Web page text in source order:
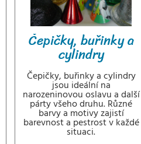
Čepičky, buřinky a
cylindry
Čepičky, buřinky a cylindry
jsou ideální na
narozeninovou oslavu a další
párty všeho druhu. Různé
barvy a motivy zajistí
barevnost a pestrost v každé
situaci.